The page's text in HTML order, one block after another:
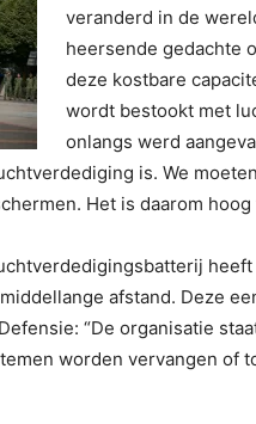
veranderd in de
heersende gedachte
deze kostbare
wordt bestookt met
onlangs werd
is. We
Het is daarom hoog
afstand. Deze
“De organisatie
worden vervangen of